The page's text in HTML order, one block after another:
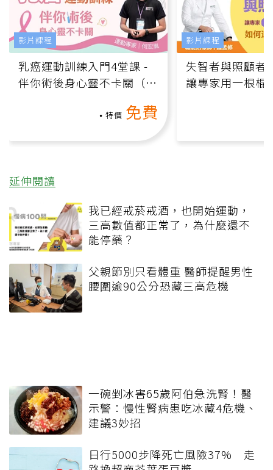
乳癌運動訓練入門4堂課 -
伴你術後身心靈不卡關（線
特價 免費
影片課程
失智者與照顧者
讓專家用一根棍
影片課程
延伸閱讀
我已經戒菸戒酒，也開始運動，
三高數值都正常了，為什麼還不
能停藥？
父親節別只看體重 醫師提醒男性
腰圍逾90公分恐藏三高危機
一碗剉冰害65歲阿伯急洗腎！醫
示警：慢性腎病患吃冰藏4危機、
建議3妙招
日行5000步降死亡風險37% 走